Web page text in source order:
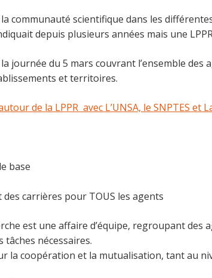
communauté scientifique dans les
depuis plusieurs années mais une
journée du 5 mars couvrant l’ensemble des
et territoires.
de la LPPR avec L’UNSA, le SNPTES et
base
carrières pour TOUS les agents
est une affaire d’équipe, regroupant
nécessaires.
la coopération et la mutualisation, tant au